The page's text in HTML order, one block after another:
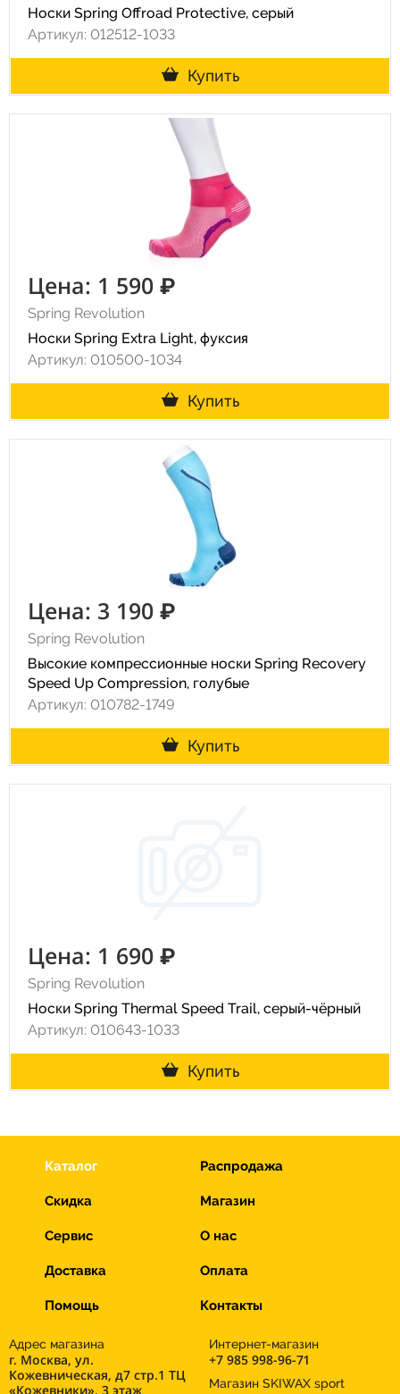
Носки Spring Offroad Protective, серый
Артикул: 012512-1033
Купить
Цена: 1 590 ₽
Spring Revolution
Носки Spring Extra Light, фуксия
Артикул: 010500-1034
Купить
Цена: 3 190 ₽
Spring Revolution
Высокие компрессионные носки Spring Recovery
Speed Up Compression, голубые
Артикул: 010782-1749
Купить
Цена: 1 690 ₽
Spring Revolution
Носки Spring Thermal Speed Trail, серый-чёрный
Артикул: 010643-1033
Купить
Каталог Распродажа
Скидка Магазин
Сервис О нас
Доставка Оплата
Помощь Контакты
Адрес магазина
г. Москва, ул.
Кожевническая, д7 стр.1 ТЦ
«Кожевники», 3 этаж
Интернет-магазин
+7 985 998-96-71
Магазин SKIWAX sport